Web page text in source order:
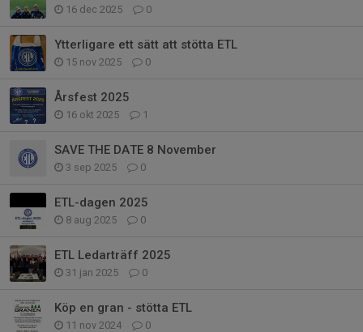
16 dec 2025 0
Ytterligare ett sätt att stötta ETL
15 nov 2025 0
Årsfest 2025
16 okt 2025 1
SAVE THE DATE 8 November
3 sep 2025 0
ETL-dagen 2025
8 aug 2025 0
ETL Ledarträff 2025
31 jan 2025 0
Köp en gran - stötta ETL
11 nov 2024 0